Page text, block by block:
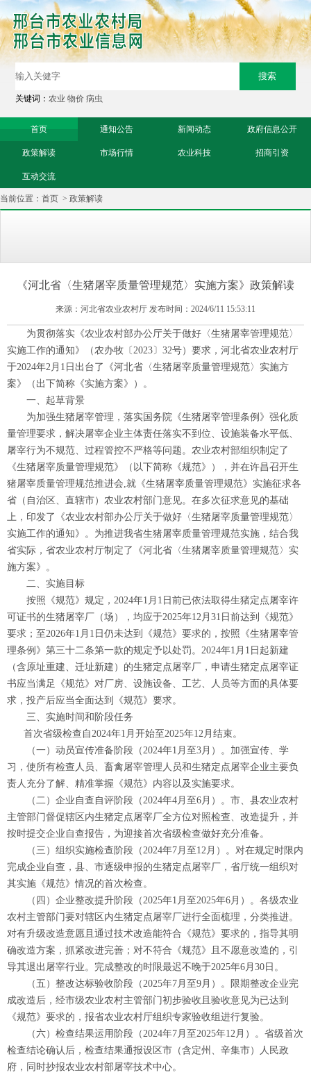
关键词：农业 物价 病虫
首页 通知公告 新闻动态 政府信息公开
政策解读 市场行情 农业科技 招商引资
互动交流
当前位置： 首页 > 政策解读
《河北省〈生猪屠宰质量管理规范〉实施方案》政策解读
来源：河北省农业农村厅 发布时间：2024/6/11 15:53:11
为贯彻落实《农业农村部办公厅关于做好〈生猪屠宰管理规范〉
实施工作的通知》（农办牧〔2023〕32号）要求，河北省农业农村厅
于2024年2月1日出台了《河北省〈生猪屠宰质量管理规范〉实施方
案》（出下简称《实施方案》）。
一、起草背景
为加强生猪屠宰管理，落实国务院《生猪屠宰管理条例》强化质
量管理要求，解决屠宰企业主体责任落实不到位、设施装备水平低、
屠宰行为不规范、过程管控不严格等问题。农业农村部组织制定了
《生猪屠宰质量管理规范》（以下简称《规范》），并在许昌召开生
猪屠宰质量管理规范推进会,就《生猪屠宰质量管理规范》实施征求各
省（自治区、直辖市）农业农村部门意见。在多次征求意见的基础
上，印发了《农业农村部办公厅关于做好〈生猪屠宰质量管理规范〉
实施工作的通知》。为推进我省生猪屠宰质量管理规范实施，结合我
省实际，省农业农村厅制定了《河北省〈生猪屠宰质量管理规范〉实
施方案》。
二、实施目标
按照《规范》规定，2024年1月1日前已依法取得生猪定点屠宰许
可证书的生猪屠宰厂（场），均应于2025年12月31日前达到《规范》
要求；至2026年1月1日仍未达到《规范》要求的，按照《生猪屠宰管
理条例》第三十二条第一款的规定予以处罚。2024年1月1日起新建
（含原址重建、迁址新建）的生猪定点屠宰厂，申请生猪定点屠宰证
书应当满足《规范》对厂房、设施设备、工艺、人员等方面的具体要
求，投产后应当全面达到《规范》要求。
三、实施时间和阶段任务
首次省级检查自2024年1月开始至2025年12月结束。
（一）动员宣传准备阶段（2024年1月至3月）。加强宣传、学
习，使所有检查人员、畜禽屠宰管理人员和生猪定点屠宰企业主要负
责人充分了解、精准掌握《规范》内容以及实施要求。
（二）企业自查自评阶段（2024年4月至6月）。市、县农业农村
主管部门督促辖区内生猪定点屠宰厂全方位对照检查、改造提升，并
按时提交企业自查报告，为迎接首次省级检查做好充分准备。
（三）组织实施检查阶段（2024年7月至12月）。对在规定时限内
完成企业自查，县、市逐级申报的生猪定点屠宰厂，省厅统一组织对
其实施《规范》情况的首次检查。
（四）企业整改提升阶段（2025年1月至2025年6月）。各级农业
农村主管部门要对辖区内生猪定点屠宰厂进行全面梳理，分类推进。
对有升级改造意愿且通过技术改造能符合《规范》要求的，指导其明
确改造方案，抓紧改进完善；对不符合《规范》且不愿意改造的，引
导其退出屠宰行业。完成整改的时限最迟不晚于2025年6月30日。
（五）整改达标验收阶段（2025年7月至9月）。限期整改企业完
成改造后，经市级农业农村主管部门初步验收且验收意见为已达到
《规范》要求的，报省农业农村厅组织专家验收组进行复验。
（六）检查结果运用阶段（2024年7月至2025年12月）。省级首次
检查结论确认后，检查结果通报设区市（含定州、辛集市）人民政
府，同时抄报农业农村部屠宰技术中心。